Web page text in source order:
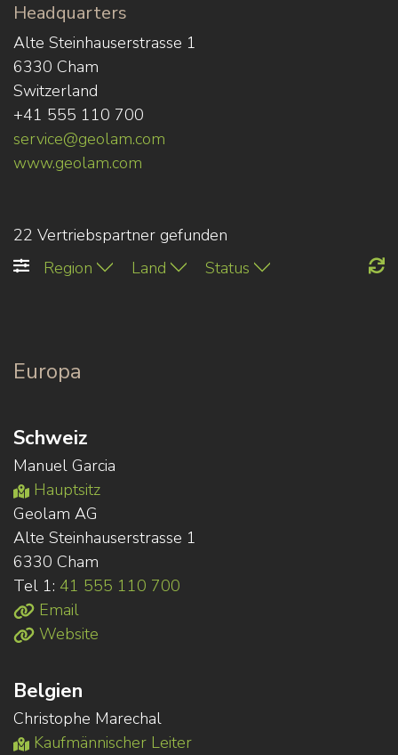
Headquarters
Alte Steinhauserstrasse 1
6330 Cham
Switzerland
+41 555 110 700
service@geolam.com
www.geolam.com
22 Vertriebspartner gefunden
Region
Land Status
Europa
Schweiz
Manuel Garcia
Hauptsitz
Geolam AG
Alte Steinhauserstrasse 1
6330 Cham
Tel 1: 41 555 110 700
Email
Website
Belgien
Christophe Marechal
Kaufmännischer Leiter